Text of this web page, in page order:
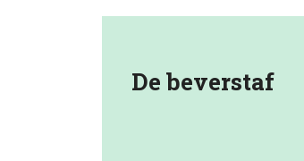
De beverstaf